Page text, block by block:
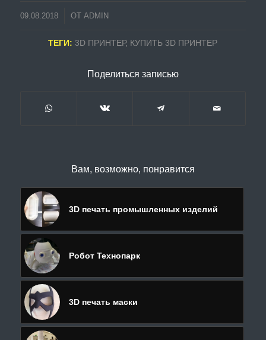
09.08.2018 ОТ ADMIN
ТЕГИ: 3D ПРИНТЕР, КУПИТЬ 3D ПРИНТЕР
Поделиться записью
Вам, возможно, понравится
3D печать промышленных изделий
Робот Технопарк
3D печать маски